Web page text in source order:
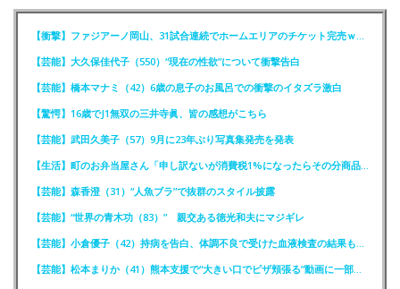
【衝撃】ファジアーノ岡山、31試合連続でホームエリアのチケット完売ｗｗｗｗ
【芸能】大久保佳代子（550）“現在の性欲”について衝撃告白
【芸能】橋本マナミ（42）6歳の息子のお風呂での衝撃のイタズラ激白
【驚愕】16歳でJ1無双の三井寺眞、皆の感想がこちら
【芸能】武田久美子（57）9月に23年ぶり写真集発売を発表
【生活】町のお弁当屋さん「申し訳ないが消費税1%になったらその分商品代を値上げするわ」
【芸能】森香澄（31）“人魚ブラ”で抜群のスタイル披露
【芸能】“世界の青木功（83）” 親交ある徳光和夫にマジギレ
【芸能】小倉優子（42）持病を告白、体調不良で受けた血液検査の結果も明かす
【芸能】松本まりか（41）熊本支援で“大きい口でピザ頬張る”動画に一部で困惑…“